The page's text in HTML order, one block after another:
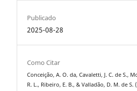
Publicado
2025-08-28
Como Citar
Conceição, A. O. da, Cavaletti, J. C. de S.,
R. L., Ribeiro, E. B., & Valladão, D. M. de S.